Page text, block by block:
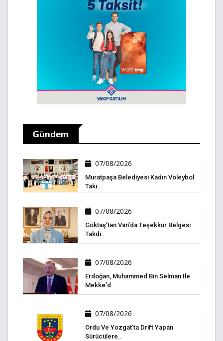
Gündem
07/08/2026
Muratpaşa Belediyesi Kadın Voleybol
Takı..
07/08/2026
Göktaş’tan Van’da Teşekkür Belgesi
Takdi..
07/08/2026
Erdoğan, Muhammed Bin Selman Ile
Mekke’d..
07/08/2026
Ordu Ve Yozgat’ta Drift Yapan
Sürücülere..